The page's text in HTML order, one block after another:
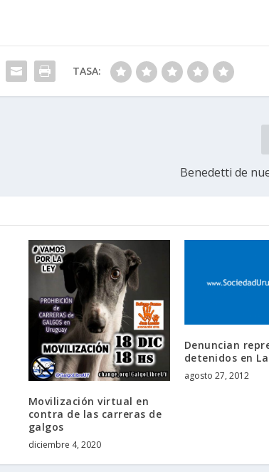
TASA:
Benedetti de
Movilización virtual en
contra de las carreras de
galgos
diciembre 4, 2020
Denuncian
detenidos en
agosto 27, 2012